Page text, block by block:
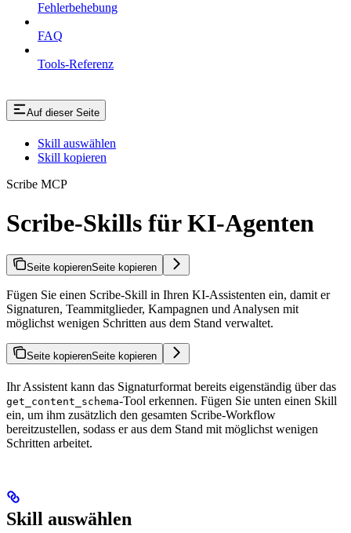
Fehlerbehebung
FAQ
Tools-Referenz
Auf dieser Seite
Skill auswählen
Skill kopieren
Scribe MCP
Scribe-Skills für KI-Agenten
Seite kopierenSeite kopieren
Fügen Sie einen Scribe-Skill in Ihren KI-Assistenten ein, damit er
Signaturen, Teammitglieder, Kampagnen und Analysen mit
möglichst wenigen Schritten aus dem Stand verwaltet.
Seite kopierenSeite kopieren
Ihr Assistent kann das Signaturformat bereits eigenständig über das
get_content_schema-Tool erkennen. Fügen Sie unten einen Skill
ein, um ihm zusätzlich den gesamten Scribe-Workflow
bereitzustellen, sodass er aus dem Stand mit möglichst wenigen
Schritten arbeitet.
Skill auswählen